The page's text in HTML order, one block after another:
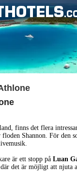
finns det flera
floden Shannon. För den
är ett stopp påLuan
det är möjligt att njuta